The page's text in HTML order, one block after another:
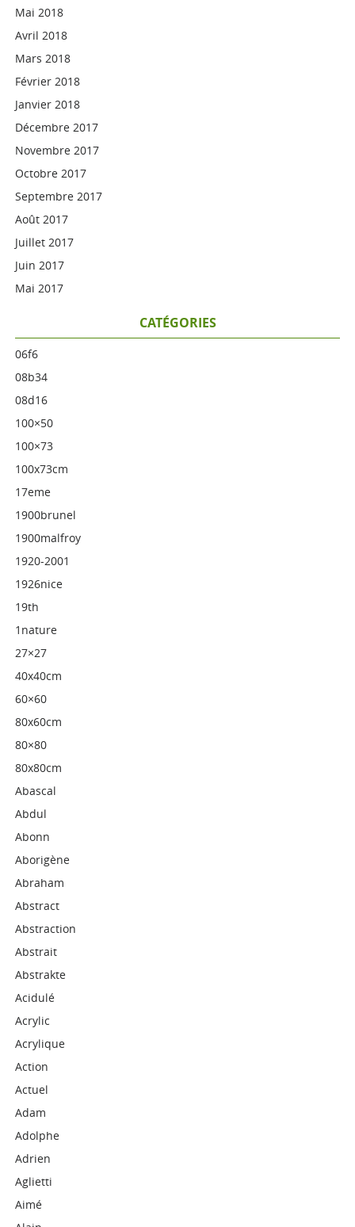
Mai 2018
Avril 2018
Mars 2018
Février 2018
Janvier 2018
Décembre 2017
Novembre 2017
Octobre 2017
Septembre 2017
Août 2017
Juillet 2017
Juin 2017
Mai 2017
CATÉGORIES
06f6
08b34
08d16
100×50
100×73
100x73cm
17eme
1900brunel
1900malfroy
1920-2001
1926nice
19th
1nature
27×27
40x40cm
60×60
80x60cm
80×80
80x80cm
Abascal
Abdul
Abonn
Aborigène
Abraham
Abstract
Abstraction
Abstrait
Abstrakte
Acidulé
Acrylic
Acrylique
Action
Actuel
Adam
Adolphe
Adrien
Aglietti
Aimé